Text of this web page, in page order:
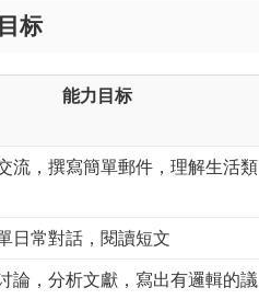
标
能力目标
流，撰寫簡單郵件，理解生活類
日常對話，閱讀短文
論，分析文獻，寫出有邏輯的議